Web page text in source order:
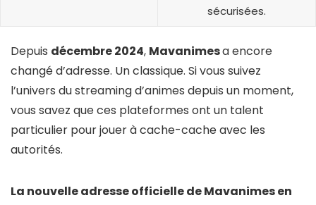
sécurisées.
Depuis décembre 2024, Mavanimesa encore
changé d’adresse. Un classique. Si vous suivez
l’univers du streaming d’animes depuis un moment,
vous savez que ces plateformes ont un talent
particulier pour jouer à cache-cache avec les
autorités.
La nouvelle adresse officielle de Mavanimes en